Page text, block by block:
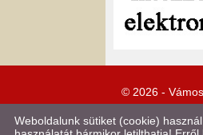
© 2026 -
Weboldalunk sütiket (cookie)